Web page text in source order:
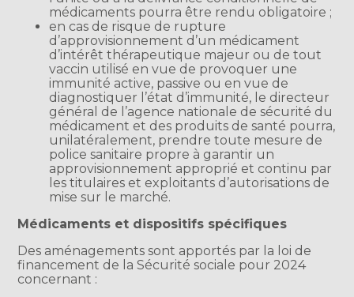
médicaments pourra être rendu obligatoire ;
en cas de risque de rupture
d’approvisionnement d’un médicament
d’intérêt thérapeutique majeur ou de tout
vaccin utilisé en vue de provoquer une
immunité active, passive ou en vue de
diagnostiquer l’état d’immunité, le directeur
général de l’agence nationale de sécurité du
médicament et des produits de santé pourra,
unilatéralement, prendre toute mesure de
police sanitaire propre à garantir un
approvisionnement approprié et continu par
les titulaires et exploitants d’autorisations de
mise sur le marché.
Médicaments et dispositifs spécifiques
Des aménagements sont apportés par la loi de
financement de la Sécurité sociale pour 2024
concernant :